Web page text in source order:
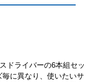
ドライバーの6本組セッ
に異なり、使いたいサ